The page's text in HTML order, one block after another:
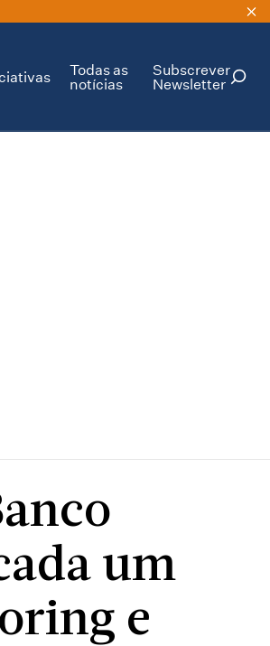
Todas as
notícias
Subscrever
Newsletter
um
e